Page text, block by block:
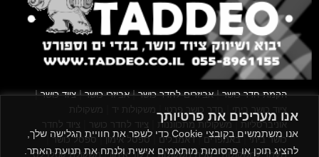
אנו מעריכים את פרטיותך
אנו משתמשים בקובצי Cookie כדי לשפר את חוויית הגלישה שלך,
להציג תוכן או פרסומות מותאמים אישית ולנתח את תנועת האתר.
הקמת חדר כושר|אביזרים לחדר כושר|אביזרי כושר|ציוד כושר|
ציוד כושר ביתי חדר כושר פרטי משקולות יד
משקולות
אוניברסליות |משקולות מתכווננות ציוד לחדר כושר
ציוד לחדר
כושר ביתי|באמפרים |דאמבלים |ספסל אימון | ספסל כושר|
מעמד למשקולות|ספת משקולות |כלוב אימון|משקולת קטלבלס